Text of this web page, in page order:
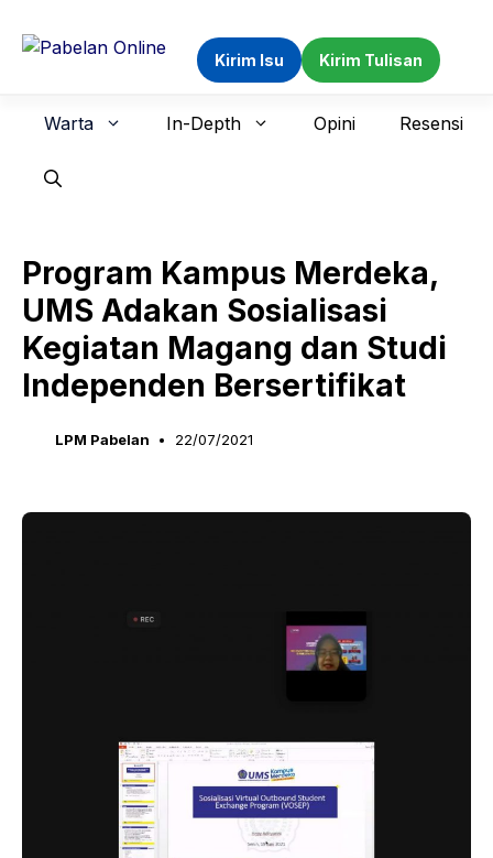
Kirim Isu Kirim Tulisan
Warta In-Depth Opini Resensi
Program Kampus Merdeka,
UMS Adakan Sosialisasi
Kegiatan Magang dan Studi
Independen Bersertifikat
LPM Pabelan 22/07/2021